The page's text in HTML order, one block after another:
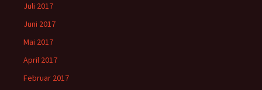
Juli 2017
Juni 2017
Mai 2017
April 2017
Februar 2017